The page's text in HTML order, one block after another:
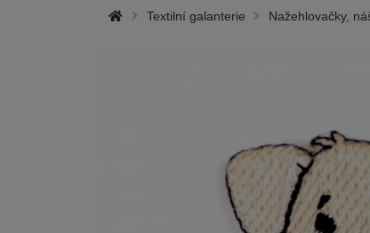
Textilní galanterie Nažehlovačky,